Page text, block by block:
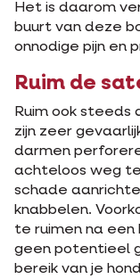
Het is daarom
buurt van deze
onnodige pijn en
Ruim de
Ruim ook
zijn zeer
darmen
achteloos weg te
schade
knabbelen.
te ruimen na
geen potentieel
bereik van je